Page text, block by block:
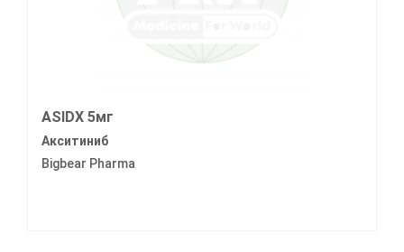
ASIDX 5мг
Акситиниб
Bigbear Pharma